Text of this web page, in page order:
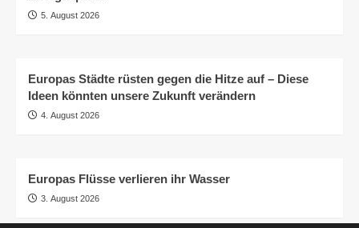
5. August 2026
Europas Städte rüsten gegen die Hitze auf – Diese
Ideen könnten unsere Zukunft verändern
4. August 2026
Europas Flüsse verlieren ihr Wasser
3. August 2026